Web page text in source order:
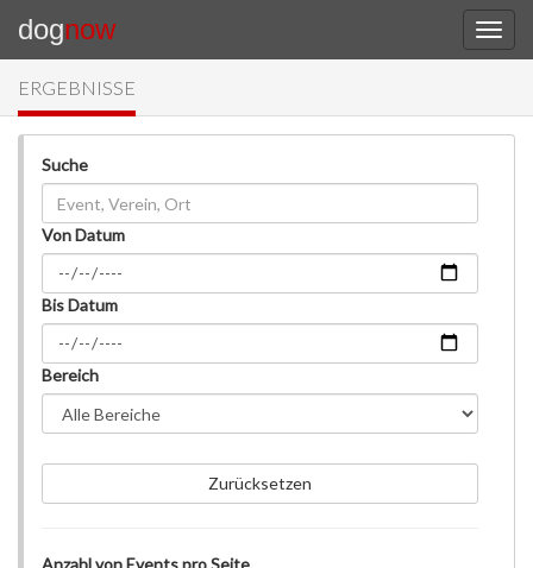
dognow
ERGEBNISSE
Suche
Von Datum
Bis Datum
Bereich
Zurücksetzen
Anzahl von Events pro Seite